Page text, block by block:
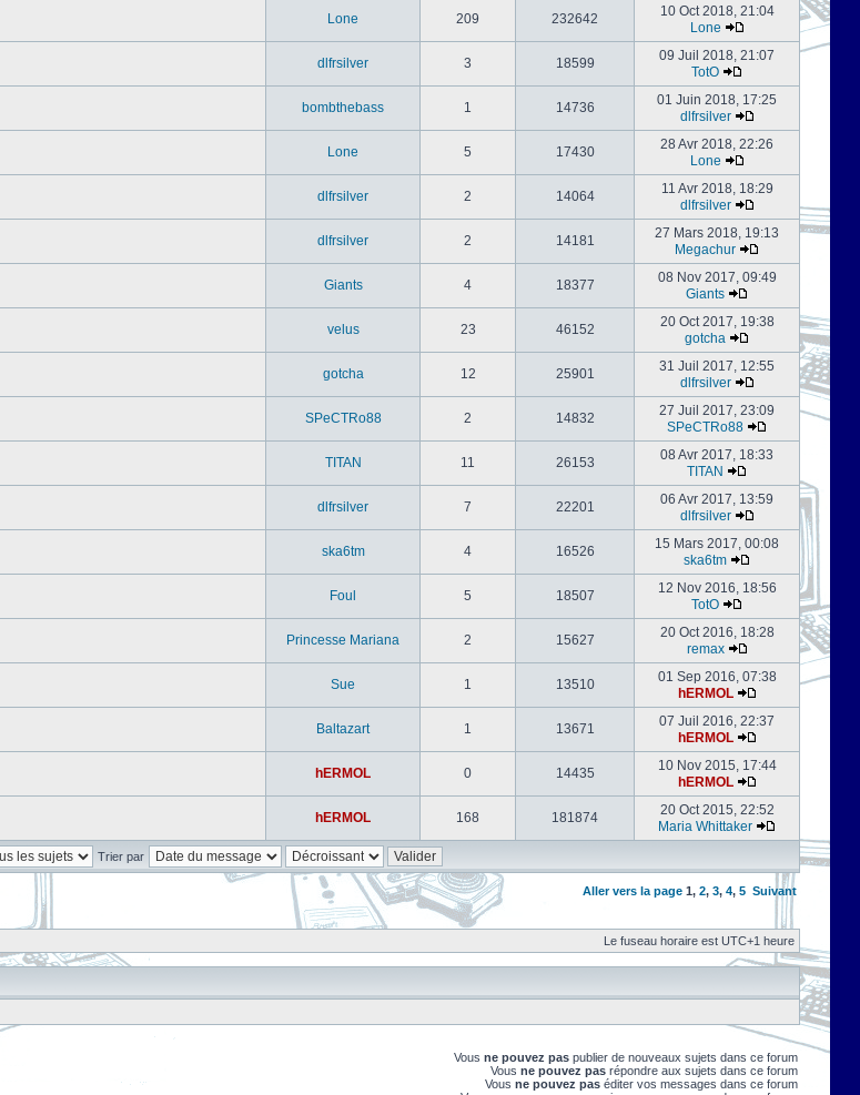
Lone 209 232642
10 Oct 2018, 21:04
Lone
dlfrsilver 3 18599
09 Juil 2018, 21:07
TotO
bombthebass 1 14736
01 Juin 2018, 17:25
dlfrsilver
Lone 5 17430
28 Avr 2018, 22:26
Lone
dlfrsilver 2 14064
11 Avr 2018, 18:29
dlfrsilver
dlfrsilver 2 14181
27 Mars 2018, 19:13
Megachur
Giants 4 18377
08 Nov 2017, 09:49
Giants
velus 23 46152
20 Oct 2017, 19:38
gotcha
gotcha 12 25901
31 Juil 2017, 12:55
dlfrsilver
SPeCTRo88 2 14832
27 Juil 2017, 23:09
SPeCTRo88
TITAN 11 26153
08 Avr 2017, 18:33
TITAN
dlfrsilver 7 22201
06 Avr 2017, 13:59
dlfrsilver
ska6tm 4 16526
15 Mars 2017, 00:08
ska6tm
Foul 5 18507
12 Nov 2016, 18:56
TotO
Princesse Mariana 2 15627
20 Oct 2016, 18:28
remax
Sue 1 13510
01 Sep 2016, 07:38
hERMOL
Baltazart 1 13671
07 Juil 2016, 22:37
hERMOL
hERMOL 0 14435
10 Nov 2015, 17:44
hERMOL
hERMOL 168 181874
20 Oct 2015, 22:52
Maria Whittaker
Trier par
Aller vers la page 1, 2, 3, 4, 5 Suivant
Le fuseau horaire est UTC+1 heure
Vous ne pouvez pas publier de nouveaux sujets dans ce forum
Vous ne pouvez pas répondre aux sujets dans ce forum
Vous ne pouvez pas éditer vos messages dans ce forum